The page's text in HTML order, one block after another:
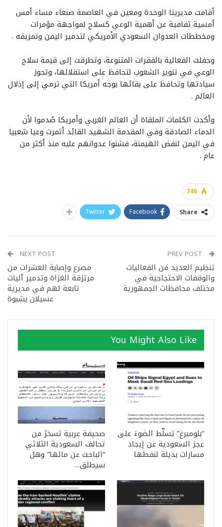
أقامت مديريتا الوحدة ومعين في العاصمة صنعاء مساء أمس
أمسية ثقافية عن أهمية الوعي كسلاح لمواجهة مؤمرات
ومخططات العدوان السعودي الأمريكي لتدمير اليمن وتمزيقه .
وحفلت الفعالية بالفقرات المتنوعة، وتطرقت إلى قيمة سلاح
الوعي في تنوير الشعوب لتحافظ على استقلالها، وتحوز
سيادتها وتحافظ على بقائها بوجه أمريكا التي ترمي إلى إذلال
العالم .
وأكدت الكلمات الملقاة أن العالم الغربي وأمريكا صُدموا لأن
الدماء الصادقة وفي المقدمة الشهيد القائد أثمرت وعيا شعبيا
في اليمن لنفض الهيمنة، فشنوا عدوانهم عليه منذ أكثر من
عام .
746
Share
Facebook
Twitter
تنظيم العديد من الفعاليات
والوقفات الاحتجاجية في
مختلف محافظات الجمهورية
NEXT POST
مصرع وإصابة العشرات من
مرتزقة الغزاة وتدمير آليات
تابعة لهم في مديرية
عسيلان بشبوة
You Might Also Like
“بلومبرغ” تسلّط الضوءَ على
عجز السعودية عن إيجاد
مسارات بديلة لنفطها
صحيفة عربية تسخرُ من
تحالف السعودية الثلاثي
“الباحث عن مالها” وهل
سيطلق…